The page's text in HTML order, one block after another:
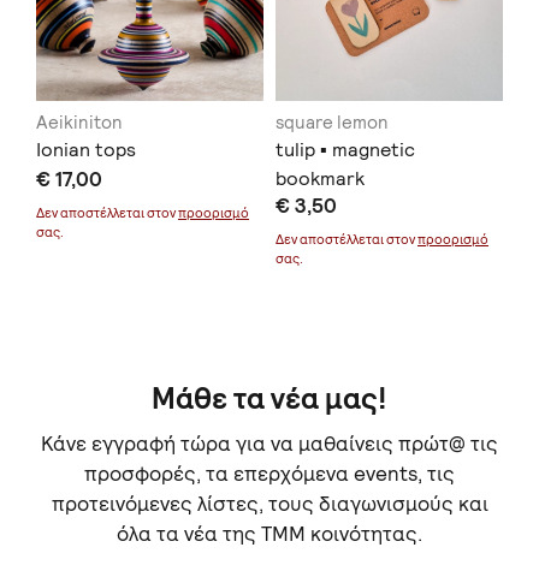
Aeikiniton
Ionian tops
€ 17,00
Δεν αποστέλλεται στονπροορισμό
σας.
square lemon
tulip ▪ magnetic
bookmark
€ 3,50
Δεν αποστέλλεται στονπροορισμό
σας.
Μάθε τα νέα μας!
Κάνε εγγραφή τώρα για να μαθαίνεις πρώτ@ τις
προσφορές, τα επερχόμενα events, τις
προτεινόμενες λίστες, τους διαγωνισμούς και
όλα τα νέα της TMM κοινότητας.